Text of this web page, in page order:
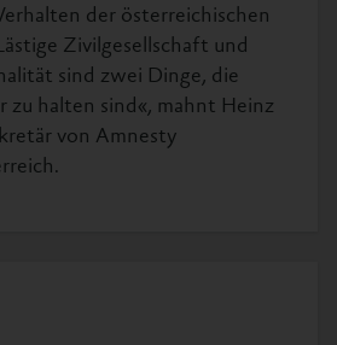
der österreichischen
Zivilgesellschaft und
sind zwei Dinge, die
zu halten sind«, mahnt Heinz
von Amnesty